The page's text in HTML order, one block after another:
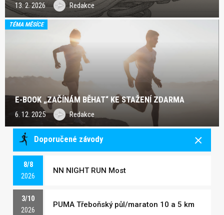
13. 2. 2026 Redakce
TÉMA MĚSÍCE
E-BOOK „ZAČÍNÁM BĚHAT“ KE STAŽENÍ ZDARMA
6. 12. 2025 Redakce
Doporučené závody
8/8
2026
NN NIGHT RUN Most
3/10
2026
PUMA Třeboňský půl/maraton 10 a 5 km